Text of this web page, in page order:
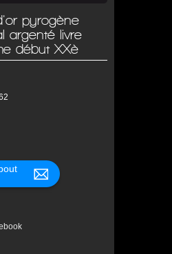
pyrogène
argenté livre
début XXè